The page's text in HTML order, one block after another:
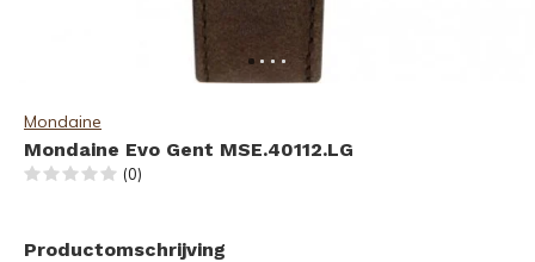
Mondaine
Mondaine Evo Gent MSE.40112.LG
(0)
Productomschrijving